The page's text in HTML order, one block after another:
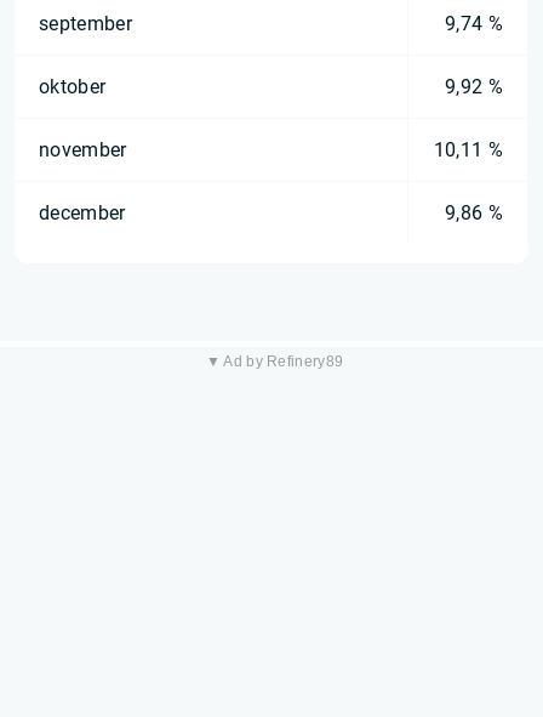
september 9,74 %
oktober 9,92 %
november 10,11 %
december 9,86 %
▼ Ad by Refinery89